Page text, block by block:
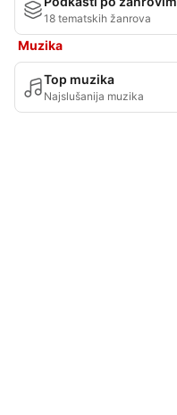
18 tematskih žanrova
Muzika
Top muzika
Najslušanija muzika